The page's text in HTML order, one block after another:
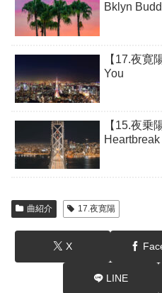
Bklyn
【17.夜寛
You
【15.夜乗
Heartbreak
曲紹介 17.夜寛陽
X
LINE